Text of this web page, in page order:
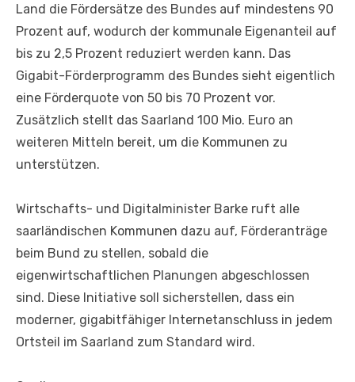
Land die Fördersätze des Bundes auf mindestens 90
Prozent auf, wodurch der kommunale Eigenanteil auf
bis zu 2,5 Prozent reduziert werden kann. Das
Gigabit-Förderprogramm des Bundes sieht eigentlich
eine Förderquote von 50 bis 70 Prozent vor.
Zusätzlich stellt das Saarland 100 Mio. Euro an
weiteren Mitteln bereit, um die Kommunen zu
unterstützen.
Wirtschafts- und Digitalminister Barke ruft alle
saarländischen Kommunen dazu auf, Förderanträge
beim Bund zu stellen, sobald die
eigenwirtschaftlichen Planungen abgeschlossen
sind. Diese Initiative soll sicherstellen, dass ein
moderner, gigabitfähiger Internetanschluss in jedem
Ortsteil im Saarland zum Standard wird.